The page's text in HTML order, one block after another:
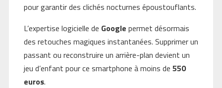
pour garantir des clichés nocturnes époustouflants.
L’expertise logicielle de Google permet désormais
des retouches magiques instantanées. Supprimer un
passant ou reconstruire un arrière-plan devient un
jeu d’enfant pour ce smartphone à moins de 550
euros.